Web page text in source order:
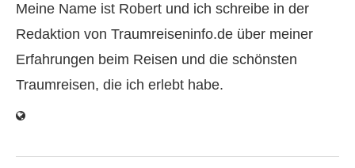
Meine Name ist Robert und ich schreibe in der
Redaktion von Traumreiseninfo.de über meiner
Erfahrungen beim Reisen und die schönsten
Traumreisen, die ich erlebt habe.